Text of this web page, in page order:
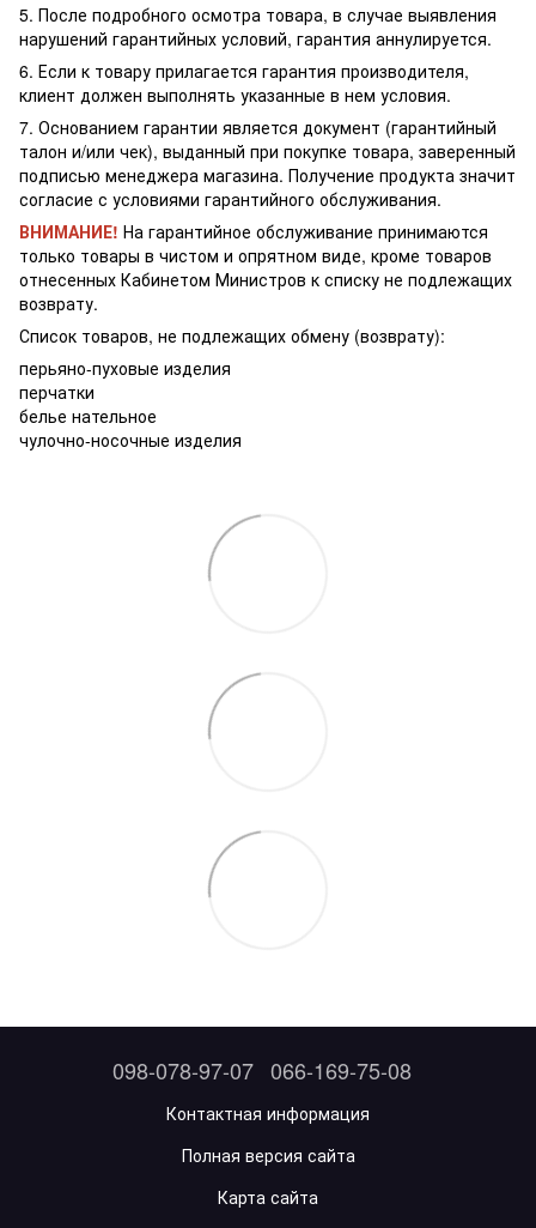
5. После подробного осмотра товара, в случае выявления
нарушений гарантийных условий, гарантия аннулируется.
6. Если к товару прилагается гарантия производителя,
клиент должен выполнять указанные в нем условия.
7. Основанием гарантии является документ (гарантийный
талон и/или чек), выданный при покупке товара, заверенный
подписью менеджера магазина. Получение продукта значит
согласие с условиями гарантийного обслуживания.
ВНИМАНИЕ! На гарантийное обслуживание принимаются
только товары в чистом и опрятном виде, кроме товаров
отнесенных Кабинетом Министров к списку не подлежащих
возврату.
Список товаров, не подлежащих обмену (возврату):
перьяно-пуховые изделия
перчатки
белье нательное
чулочно-носочные изделия
098-078-97-07 066-169-75-08
Контактная информация
Полная версия сайта
Карта сайта